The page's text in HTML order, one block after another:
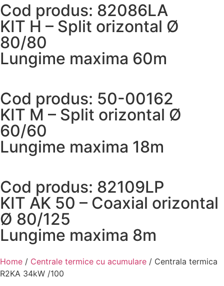
Cod produs: 82086LA
KIT H – Split orizontal Ø
80/80
Lungime maxima 60m
Cod produs: 50-00162
KIT M – Split orizontal Ø
60/60
Lungime maxima 18m
Cod produs: 82109LP
KIT AK 50 – Coaxial orizontal
Ø 80/125
Lungime maxima 8m
Home / Centrale termice cu acumulare / Centrala termica
R2KA 34kW /100